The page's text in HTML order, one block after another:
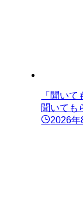
「聞い
聞いても
2026年